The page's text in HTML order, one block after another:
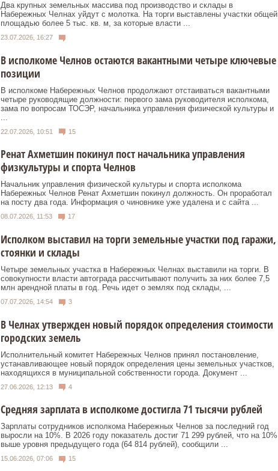
Два крупных земельных массива под производство и склады в
Набережных Челнах уйдут с молотка. На торги выставлены участки общей
площадью более 5 тыс. кв. м, за которые власти ...
23.07.2026, 16:27
В исполкоме Челнов остаются вакантными четыре ключевые
позиции
В исполкоме Набережных Челнов продолжают отстаиваться вакантными
четыре руководящие должности: первого зама руководителя исполкома,
зама по вопросам ТОСЭР, начальника управления физической культуры и
22.07.2026, 10:51 15
Ренат Ахметшин покинул пост начальника управления
физкультуры и спорта Челнов
Начальник управления физической культуры и спорта исполкома
Набережных Челнов Ренат Ахметшин покинул должность. Он проработал
на посту два года. Информация о чиновнике уже удалена и с сайта ...
08.07.2026, 11:53 17
Исполком выставил на торги земельные участки под гаражи,
стоянки и склады
Четыре земельных участка в Набережных Челнах выставили на торги. В
совокупности власти автограда рассчитывают получить за них более 7,5
млн арендной платы в год. Речь идет о землях под склады, ...
07.07.2026, 14:54 3
В Челнах утвержден новый порядок определения стоимости
городских земель
Исполнительный комитет Набережных Челнов принял постановление,
устанавливающее новый порядок определения цены земельных участков,
находящихся в муниципальной собственности города. Документ ...
27.06.2026, 12:13 4
Средняя зарплата в исполкоме достигла 71 тысячи рублей
Зарплаты сотрудников исполкома Набережных Челнов за последний год
выросли на 10%. В 2026 году показатель достиг 71 299 рублей, что на 10%
выше уровня предыдущего года (64 814 рублей), сообщили ...
15.06.2026, 07:06 15